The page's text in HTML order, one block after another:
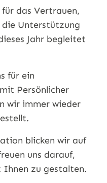
das Vertrauen,
Unterstützung
Jahr begleitet
für ein
Persönlicher
wir immer wieder
blicken wir auf
uns darauf,
Ihnen zu gestalten.